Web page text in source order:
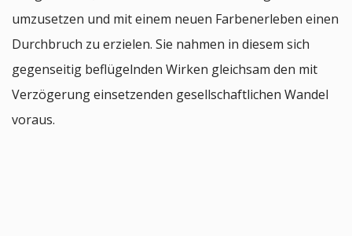
umzusetzen und mit einem neuen Farbenerleben einen
Durchbruch zu erzielen. Sie nahmen in diesem sich
gegenseitig beflügelnden Wirken gleichsam den mit
Verzögerung einsetzenden gesellschaftlichen Wandel
voraus.